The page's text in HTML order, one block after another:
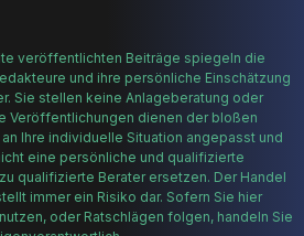
veröffentlichten Beiträge spiegeln die
und ihre persönliche Einschätzung
Sie stellen keine Anlageberatung oder
Veröffentlichungen dienen der bloßen
Ihre individuelle Situation angepasst und
eine persönliche und qualifizierte
qualifizierte Berater ersetzen. Der Handel
immer ein Risiko dar. Sofern Sie hier
oder Ratschlägen folgen, handeln Sie